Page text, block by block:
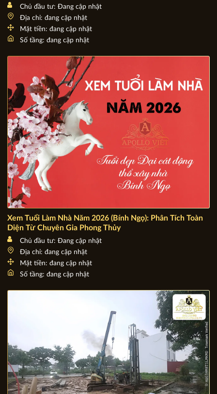
Chủ đầu tư: Đang cập nhật
Địa chỉ: đang cập nhật
Mặt tiền: đang cập nhật
Số tầng: đang cập nhật
Xem Tuổi Làm Nhà Năm 2026 (Bính Ngọ): Phân Tích Toàn
Diện Từ Chuyên Gia Phong Thủy
Chủ đầu tư: Đang cập nhật
Địa chỉ: đang cập nhật
Mặt tiền: đang cập nhật
Số tầng: đang cập nhật